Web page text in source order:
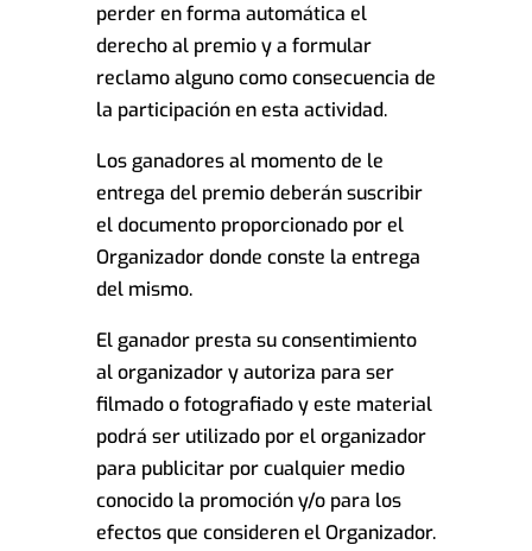
perder en forma automática el
derecho al premio y a formular
reclamo alguno como consecuencia de
la participación en esta actividad.
Los ganadores al momento de le
entrega del premio deberán suscribir
el documento proporcionado por el
Organizador donde conste la entrega
del mismo.
El ganador presta su consentimiento
al organizador y autoriza para ser
filmado o fotografiado y este material
podrá ser utilizado por el organizador
para publicitar por cualquier medio
conocido la promoción y/o para los
efectos que consideren el Organizador.